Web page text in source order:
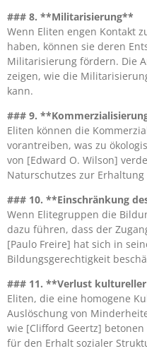
### 8. **Militarisierung**
Wenn Eliten engen Kontakt
haben, können sie deren
Militarisierung fördern. Die
zeigen, wie die
kann.
### 9.
Eliten können die
vorantreiben, was zu
von [Edward O. Wilson]
Naturschutzes zur
### 10. **Einschränkung
Wenn Elitegruppen die
dazu führen, dass der
[Paulo Freire] hat sich in
Bildungsgerechtigkeit
### 11. **Verlust
Eliten, die eine homogene
Auslöschung von
wie [Clifford Geertz]
für den Erhalt sozialer